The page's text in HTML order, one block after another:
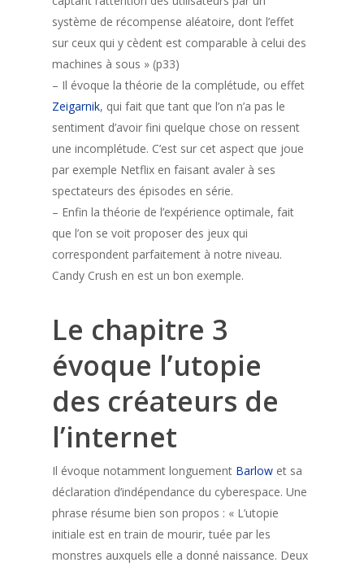
système de récompense aléatoire, dont l’effet
sur ceux qui y cèdent est comparable à celui des
machines à sous » (p33)
– Il évoque la théorie de la complétude, ou effet
Zeigarnik, qui fait que tant que l’on n’a pas le
sentiment d’avoir fini quelque chose on ressent
une incomplétude. C’est sur cet aspect que joue
par exemple Netflix en faisant avaler à ses
spectateurs des épisodes en série.
– Enfin la théorie de l’expérience optimale, fait
que l’on se voit proposer des jeux qui
correspondent parfaitement à notre niveau.
Candy Crush en est un bon exemple.
Le chapitre 3
évoque l’utopie
des créateurs de
l’internet
Il évoque notamment longuement Barlow et sa
déclaration d’indépendance du cyberespace. Une
phrase résume bien son propos : « L’utopie
initiale est en train de mourir, tuée par les
monstres auxquels elle a donné naissance. Deux